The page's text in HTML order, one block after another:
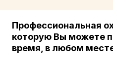
Профессиональная
которую Вы можете
время, в любом